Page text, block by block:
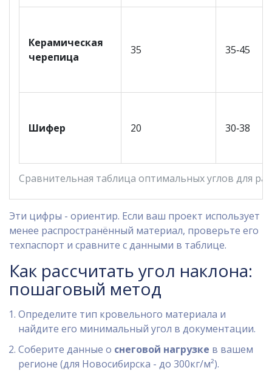
Сравнительная таблица оптимальных углов для
Керамическая
черепица
35 35‑45
Шифер 20 30‑38
Эти цифры - ориентир. Если ваш проект использует
менее распространённый материал, проверьте его
техпаспорт и сравните с данными в таблице.
Как рассчитать угол наклона:
пошаговый метод
Определите тип кровельного материала и
найдите его минимальный угол в документации.
Соберите данные о снеговой нагрузке в вашем
регионе (для Новосибирска - до 300кг/м²).